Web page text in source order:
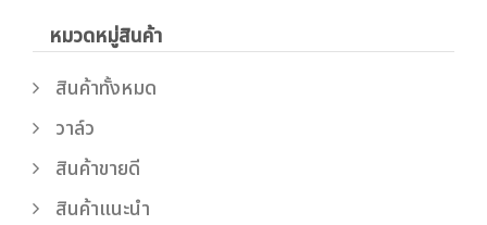
หมวดหมู่สินค้า
สินค้าทั้งหมด
วาล์ว
สินค้าขายดี
สินค้าแนะนำ